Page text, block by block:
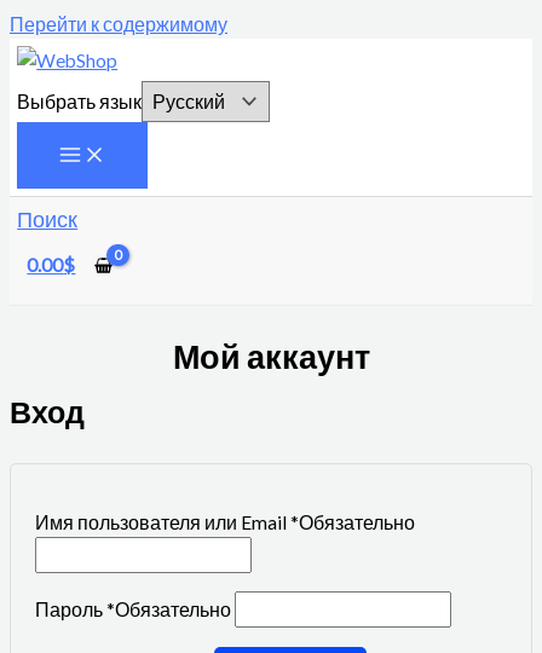
Перейти к содержимому
Выбрать язык
Поиск
0.00$
Мой аккаунт
Вход
Имя пользователя или Email*Обязательно
Пароль*Обязательно